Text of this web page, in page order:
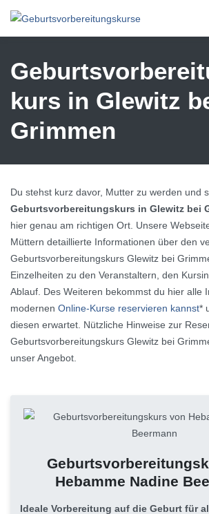
kurs in Glewitz
Grimmen
Du stehst kurz davor, Mutter zu werden und
Geburtsvorbereitungskurs in Glewitz bei
hier genau am richtigen Ort. Unsere
Müttern detaillierte Informationen über den
Geburtsvorbereitungskurs Glewitz bei
Einzelheiten zu den Veranstaltern, den
Ablauf. Des Weiteren bekommst du hier alle
modernen Online-Kurse reservieren kannst*
diesen erwartet. Nützliche Hinweise zur
Geburtsvorbereitungskurs Glewitz bei
unser Angebot.
Hebamme Nadine
Ideale Vorbereitung auf die Geburt für